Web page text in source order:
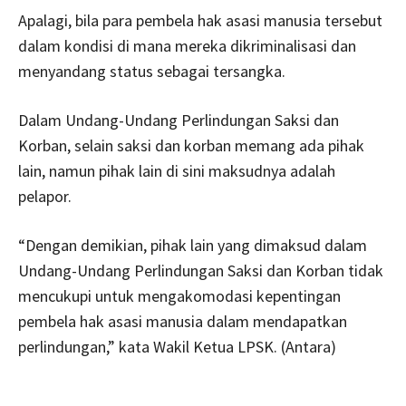
Apalagi, bila para pembela hak asasi manusia tersebut
dalam kondisi di mana mereka dikriminalisasi dan
menyandang status sebagai tersangka.
Dalam Undang-Undang Perlindungan Saksi dan
Korban, selain saksi dan korban memang ada pihak
lain, namun pihak lain di sini maksudnya adalah
pelapor.
“Dengan demikian, pihak lain yang dimaksud dalam
Undang-Undang Perlindungan Saksi dan Korban tidak
mencukupi untuk mengakomodasi kepentingan
pembela hak asasi manusia dalam mendapatkan
perlindungan,” kata Wakil Ketua LPSK. (Antara)